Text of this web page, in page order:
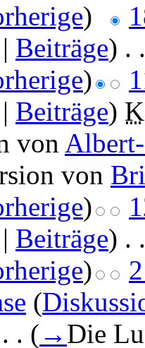
)
| Beiträge) . .
)
| Beiträge) K
von
von
)
| Beiträge) . .
)
(
. . ( → Die